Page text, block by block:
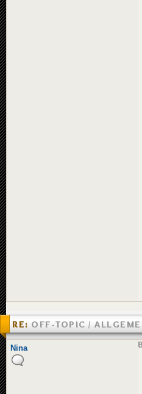
RE: OFF-TOPIC /
ETWAS SCHWUNG IN DIE
Nina